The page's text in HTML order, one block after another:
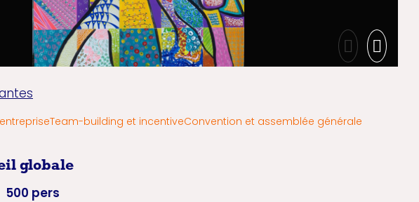
Team-building et incentiveConvention et assemblée générale
globale
500 pers